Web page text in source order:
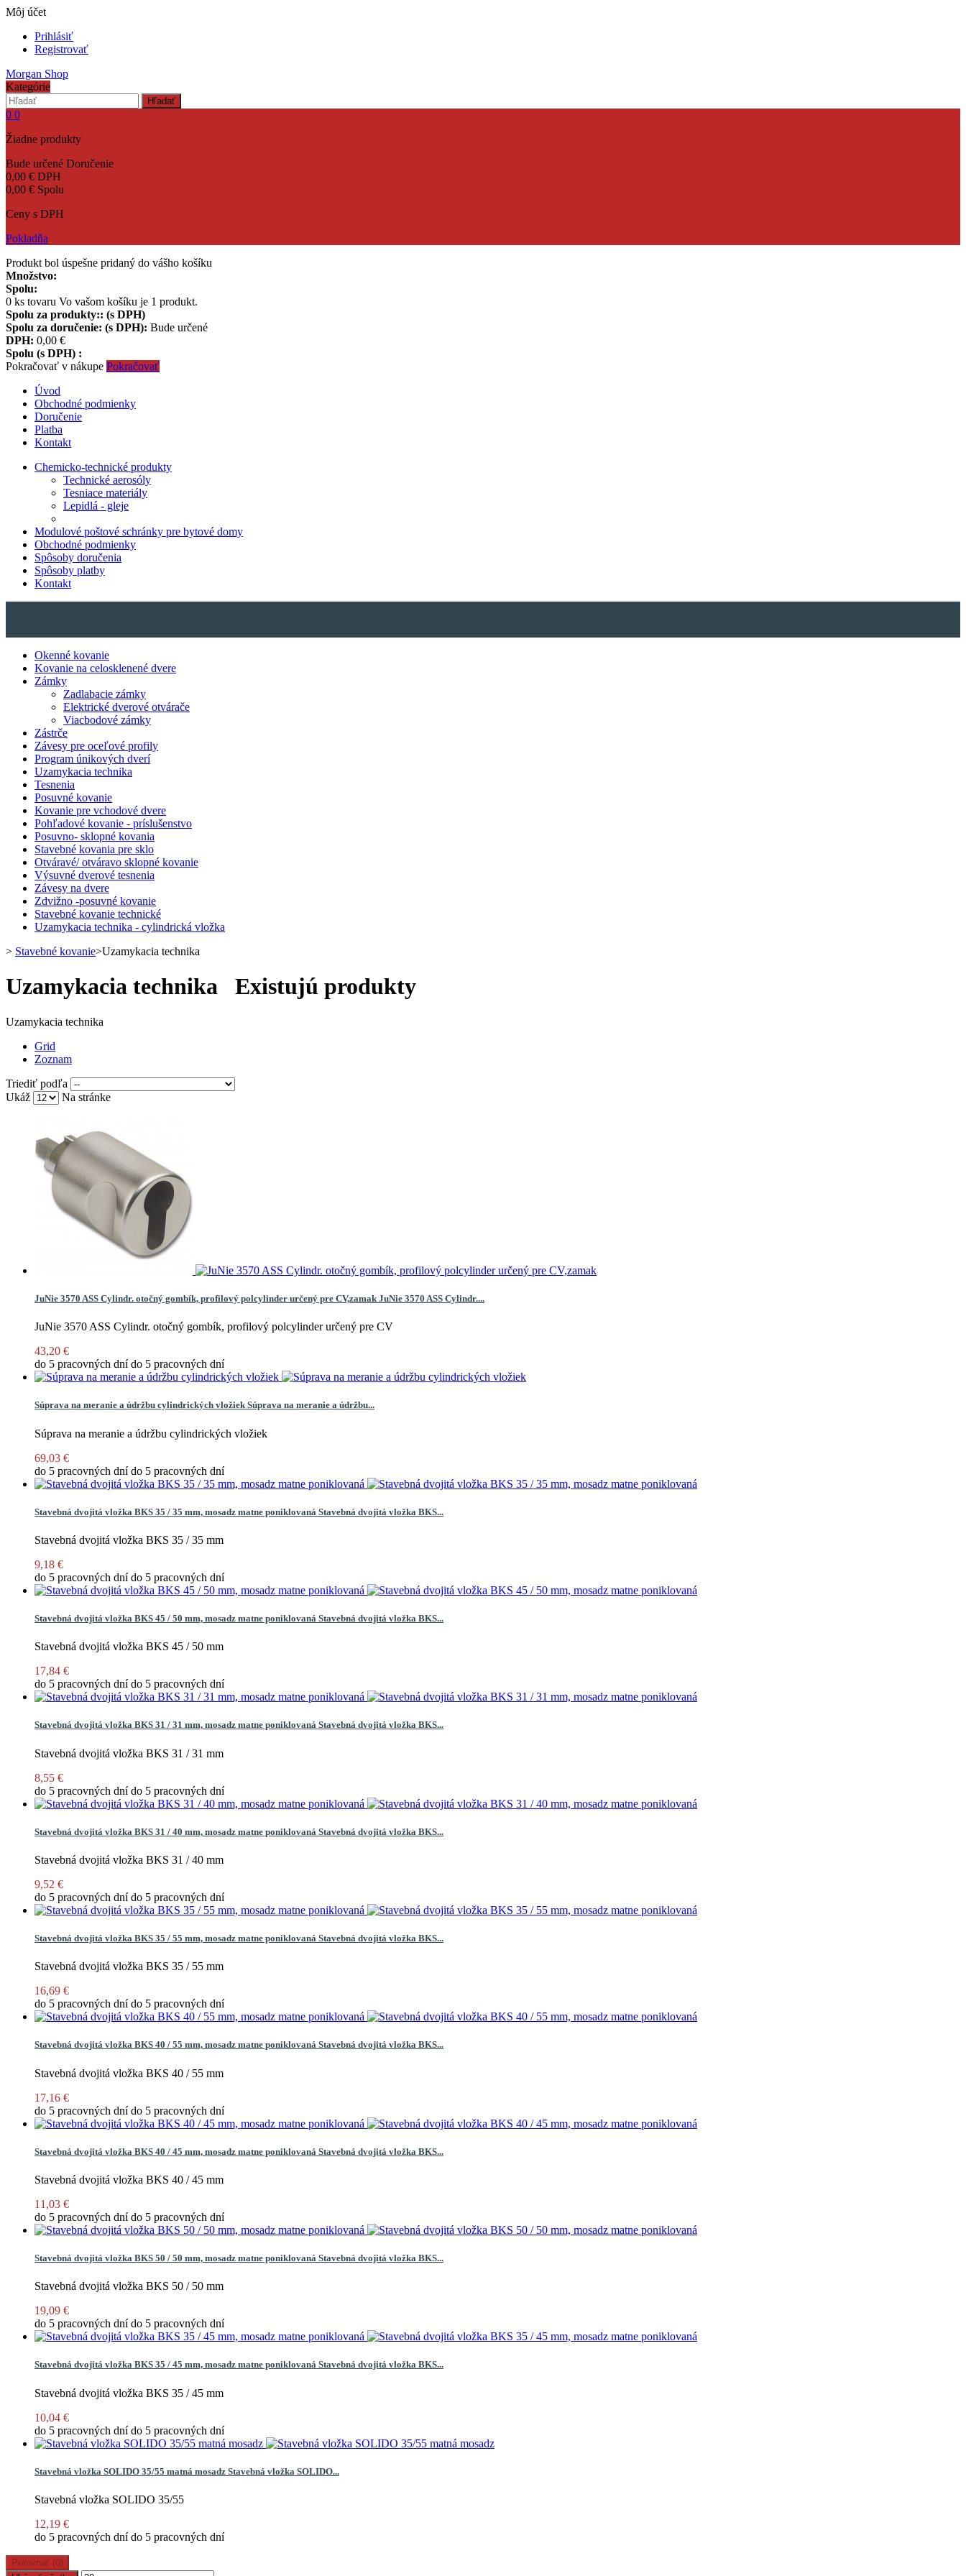
Môj účet
Prihlásiť
Registrovať
Morgan Shop
Kategórie
Hľadať
0 0
Žiadne produkty
Bude určené Doručenie
0,00 € DPH
0,00 € Spolu
Ceny s DPH
Pokladňa
Produkt bol úspešne pridaný do vášho košíku
Množstvo:
Spolu:
0 ks tovaru Vo vašom košíku je 1 produkt.
Spolu za produkty:: (s DPH)
Spolu za doručenie: (s DPH): Bude určené
DPH: 0,00 €
Spolu (s DPH) :
Pokračovať v nákupe Pokračovať
Úvod
Obchodné podmienky
Doručenie
Platba
Kontakt
Chemicko-technické produkty
Technické aerosóly
Tesniace materiály
Lepidlá - gleje
Modulové poštové schránky pre bytové domy
Obchodné podmienky
Spôsoby doručenia
Spôsoby platby
Kontakt
Okenné kovanie
Kovanie na celosklenené dvere
Zámky
Zadlabacie zámky
Elektrické dverové otvárače
Viacbodové zámky
Zástrče
Závesy pre oceľové profily
Program únikových dverí
Uzamykacia technika
Tesnenia
Posuvné kovanie
Kovanie pre vchodové dvere
Pohľadové kovanie - príslušenstvo
Posuvno- sklopné kovania
Stavebné kovania pre sklo
Otváravé/ otváravo sklopné kovanie
Výsuvné dverové tesnenia
Závesy na dvere
Zdvižno -posuvné kovanie
Stavebné kovanie technické
Uzamykacia technika - cylindrická vložka
> Stavebné kovanie>Uzamykacia technika
Uzamykacia technika Existujú produkty
Uzamykacia technika
Grid
Zoznam
Triediť podľa
Ukáž
Na stránke
JuNie 3570 ASS Cylindr. otočný gombík, profilový polcylinder určený pre CV,zamak JuNie 3570 ASS Cylindr....
JuNie 3570 ASS Cylindr. otočný gombík, profilový polcylinder určený pre CV
43,20 €
do 5 pracovných dnído 5 pracovných dní
Súprava na meranie a údržbu cylindrických vložiek Súprava na meranie a údržbu...
Súprava na meranie a údržbu cylindrických vložiek
69,03 €
do 5 pracovných dnído 5 pracovných dní
Stavebná dvojitá vložka BKS 35 / 35 mm, mosadz matne poniklovaná Stavebná dvojitá vložka BKS...
Stavebná dvojitá vložka BKS 35 / 35 mm
9,18 €
do 5 pracovných dnído 5 pracovných dní
Stavebná dvojitá vložka BKS 45 / 50 mm, mosadz matne poniklovaná Stavebná dvojitá vložka BKS...
Stavebná dvojitá vložka BKS 45 / 50 mm
17,84 €
do 5 pracovných dnído 5 pracovných dní
Stavebná dvojitá vložka BKS 31 / 31 mm, mosadz matne poniklovaná Stavebná dvojitá vložka BKS...
Stavebná dvojitá vložka BKS 31 / 31 mm
8,55 €
do 5 pracovných dnído 5 pracovných dní
Stavebná dvojitá vložka BKS 31 / 40 mm, mosadz matne poniklovaná Stavebná dvojitá vložka BKS...
Stavebná dvojitá vložka BKS 31 / 40 mm
9,52 €
do 5 pracovných dnído 5 pracovných dní
Stavebná dvojitá vložka BKS 35 / 55 mm, mosadz matne poniklovaná Stavebná dvojitá vložka BKS...
Stavebná dvojitá vložka BKS 35 / 55 mm
16,69 €
do 5 pracovných dnído 5 pracovných dní
Stavebná dvojitá vložka BKS 40 / 55 mm, mosadz matne poniklovaná Stavebná dvojitá vložka BKS...
Stavebná dvojitá vložka BKS 40 / 55 mm
17,16 €
do 5 pracovných dnído 5 pracovných dní
Stavebná dvojitá vložka BKS 40 / 45 mm, mosadz matne poniklovaná Stavebná dvojitá vložka BKS...
Stavebná dvojitá vložka BKS 40 / 45 mm
11,03 €
do 5 pracovných dnído 5 pracovných dní
Stavebná dvojitá vložka BKS 50 / 50 mm, mosadz matne poniklovaná Stavebná dvojitá vložka BKS...
Stavebná dvojitá vložka BKS 50 / 50 mm
19,09 €
do 5 pracovných dnído 5 pracovných dní
Stavebná dvojitá vložka BKS 35 / 45 mm, mosadz matne poniklovaná Stavebná dvojitá vložka BKS...
Stavebná dvojitá vložka BKS 35 / 45 mm
10,04 €
do 5 pracovných dnído 5 pracovných dní
Stavebná vložka SOLIDO 35/55 matná mosadz Stavebná vložka SOLIDO...
Stavebná vložka SOLIDO 35/55
12,19 €
do 5 pracovných dnído 5 pracovných dní
Porovnať (0)